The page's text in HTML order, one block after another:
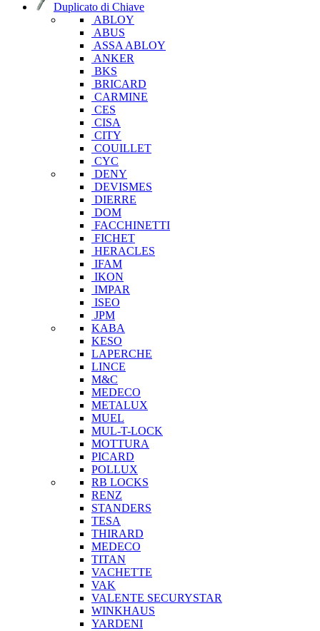
Duplicato di Chiave
ABLOY
ABUS
ASSA ABLOY
ANKER
BKS
BRICARD
CARMINE
CES
CISA
CITY
COUILLET
CYC
DENY
DEVISMES
DIERRE
DOM
FACCHINETTI
FICHET
HERACLES
IFAM
IKON
IMPAR
ISEO
JPM
KABA
KESO
LAPERCHE
LINCE
M&C
MEDECO
METALUX
MUEL
MUL-T-LOCK
MOTTURA
PICARD
POLLUX
RB LOCKS
RENZ
STANDERS
TESA
THIRARD
MEDECO
TITAN
VACHETTE
VAK
VALENTE SECURYSTAR
WINKHAUS
YARDENI